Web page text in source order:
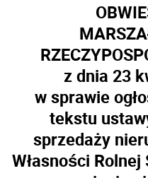
z dnia 23
w sprawie
tekstu
sprzedaży
Własności